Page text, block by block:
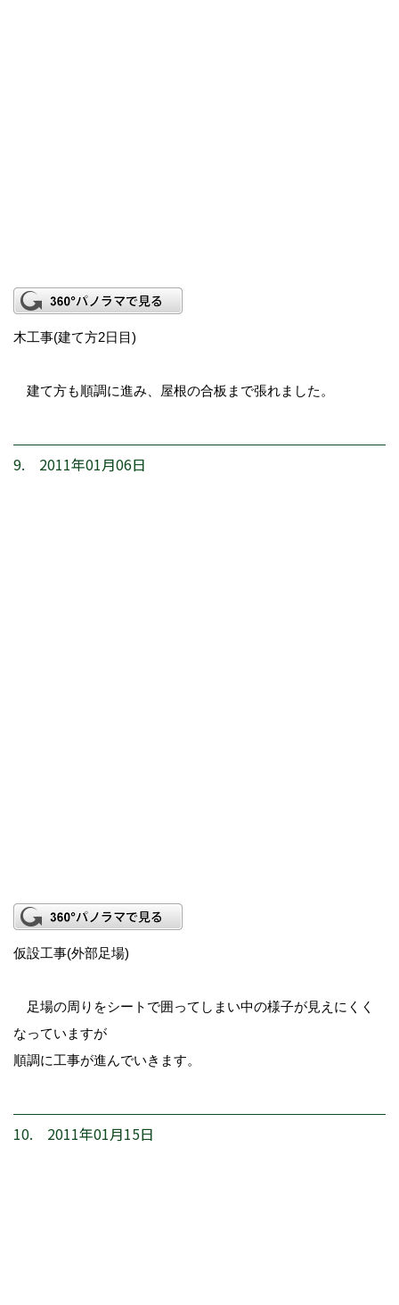
木工事(建て方2日目)
建て方も順調に進み、屋根の合板まで張れました。
9. 2011年01月06日
仮設工事(外部足場)
足場の周りをシートで囲ってしまい中の様子が見えにくく
なっていますが
順調に工事が進んでいきます。
10. 2011年01月15日